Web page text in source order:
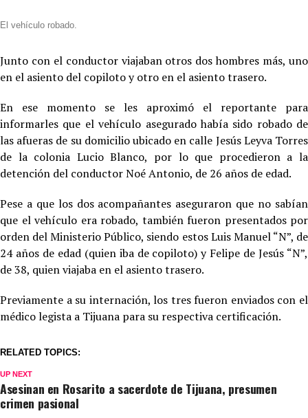
El vehículo robado.
Junto con el conductor viajaban otros dos hombres más, uno
en el asiento del copiloto y otro en el asiento trasero.
En ese momento se les aproximó el reportante para
informarles que el vehículo asegurado había sido robado de
las afueras de su domicilio ubicado en calle Jesús Leyva Torres
de la colonia Lucio Blanco, por lo que procedieron a la
detención del conductor Noé Antonio, de 26 años de edad.
Pese a que los dos acompañantes aseguraron que no sabían
que el vehículo era robado, también fueron presentados por
orden del Ministerio Público, siendo estos Luis Manuel “N”, de
24 años de edad (quien iba de copiloto) y Felipe de Jesús “N”,
de 38, quien viajaba en el asiento trasero.
Previamente a su internación, los tres fueron enviados con el
médico legista a Tijuana para su respectiva certificación.
RELATED TOPICS:
UP NEXT
Asesinan en Rosarito a sacerdote de Tijuana, presumen
crimen pasional